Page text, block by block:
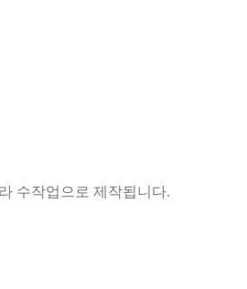
수작업으로 제작됩니다.